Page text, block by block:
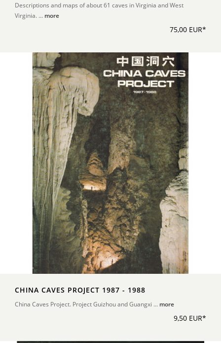
Descriptions and maps of about 61 caves in Virginia and West
Virginia. ... more
75,00 EUR*
CHINA CAVES PROJECT 1987 - 1988
China Caves Project. Project Guizhou and Guangxi ... more
9,50 EUR*